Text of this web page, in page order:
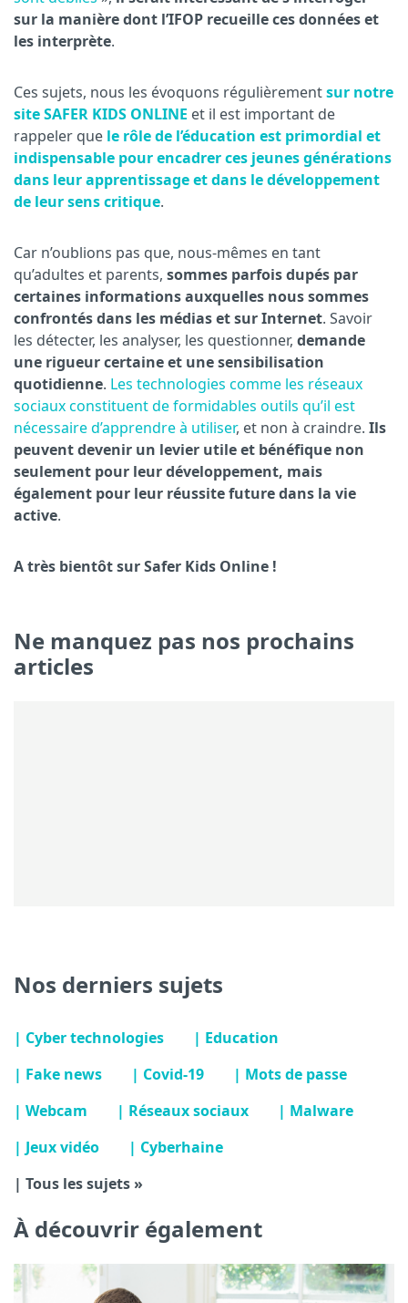
sur la manière dont l’IFOP recueille ces données et
les interprète.
Ces sujets, nous les évoquons régulièrementsur notre
site SAFER KIDS ONLINE et il est important de
rappeler que le rôle de l’éducation est primordial et
indispensable pour encadrer ces jeunes générations
dans leur apprentissage et dans le développement
de leur sens critique.
Car n’oublions pas que, nous-mêmes en tant
qu’adultes et parents, sommes parfois dupés par
certaines informations auxquelles nous sommes
confrontés dans les médias et sur Internet. Savoir
les détecter, les analyser, les questionner, demande
une rigueur certaine et une sensibilisation
quotidienne. Les technologies comme les réseaux
sociaux constituent de formidables outils qu’il est
nécessaire d’apprendre à utiliser, et non à craindre. Ils
peuvent devenir un levier utile et bénéfique non
seulement pour leur développement, mais
également pour leur réussite future dans la vie
active.
A très bientôt sur Safer Kids Online !
Ne manquez pas nos prochains
articles
Nos derniers sujets
| Cyber technologies
| Education
| Fake news
| Covid-19
| Mots de passe
| Webcam
| Réseaux sociaux
| Malware
| Jeux vidéo
| Cyberhaine
| Tous les sujets »
À découvrir également